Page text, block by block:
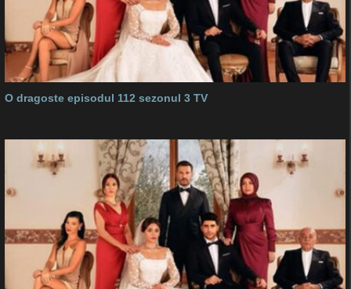
O dragoste episodul 112 sezonul 3 TV